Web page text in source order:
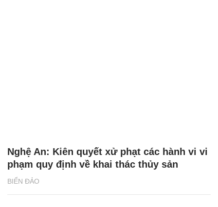
BIỂN ĐẢO
Nghệ An: Kiên quyết xử phạt các hành vi vi
phạm quy định về khai thác thủy sản